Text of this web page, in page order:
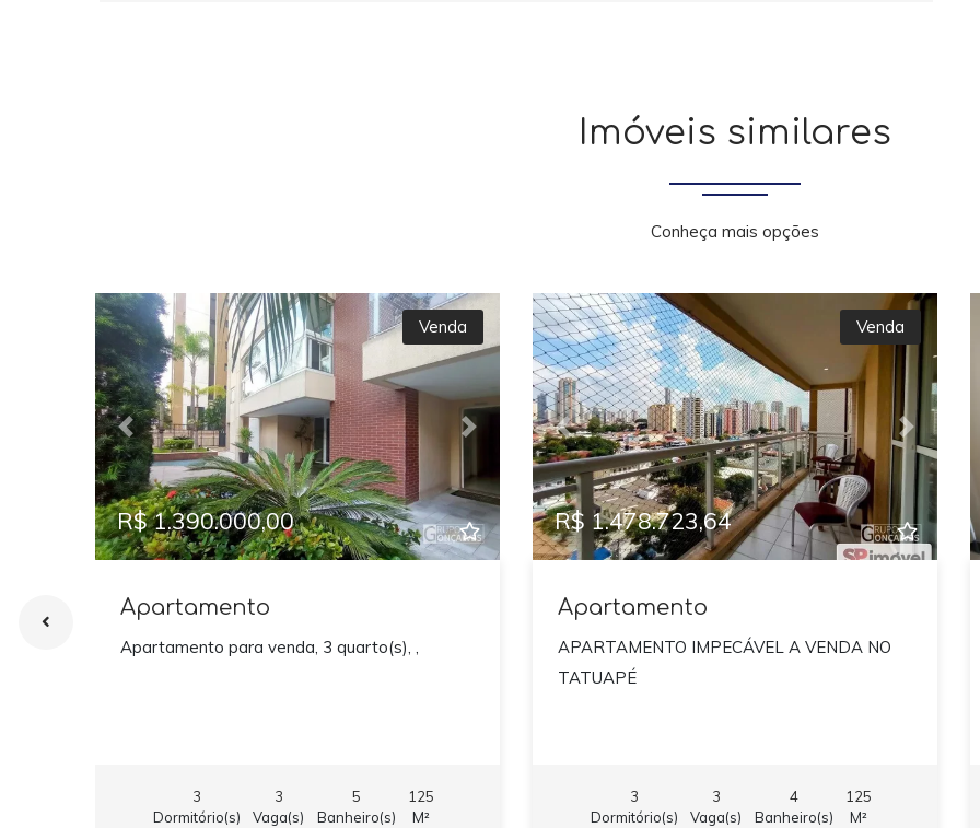
Imóveis similares
Conheça mais opções
Previous Next
Venda
R$ 1.390.000,00
Apartamento
Apartamento para venda, 3 quarto(s), ,
3
Dormitório(s)
3
Vaga(s)
5
Banheiro(s)
125
M²
Previous Next
Venda
R$ 1.478.723,64
Apartamento
APARTAMENTO IMPECÁVEL A VENDA NO
TATUAPÉ
3
Dormitório(s)
3
Vaga(s)
4
Banheiro(s)
125
M²